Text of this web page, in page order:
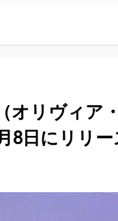
オリヴィア
8日にリリー